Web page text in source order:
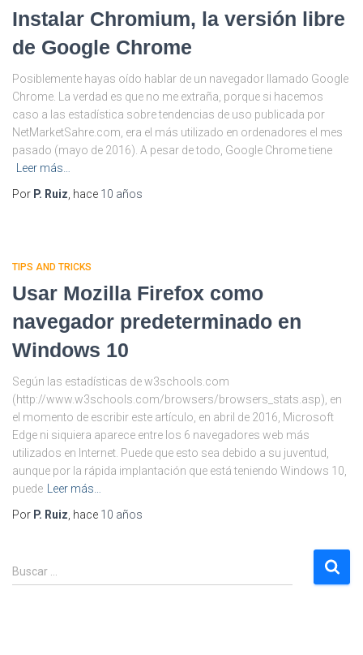
Instalar Chromium, la versión libre
de Google Chrome
Posiblemente hayas oído hablar de un navegador llamado Google
Chrome. La verdad es que no me extraña, porque si hacemos
caso a las estadística sobre tendencias de uso publicada por
NetMarketSahre.com, era el más utilizado en ordenadores el mes
pasado (mayo de 2016). A pesar de todo, Google Chrome tiene
Leer más…
Por P. Ruiz , hace 10 años
TIPS AND TRICKS
Usar Mozilla Firefox como
navegador predeterminado en
Windows 10
Según las estadísticas de w3schools.com
(http://www.w3schools.com/browsers/browsers_stats.asp), en
el momento de escribir este artículo, en abril de 2016, Microsoft
Edge ni siquiera aparece entre los 6 navegadores web más
utilizados en Internet. Puede que esto sea debido a su juventud,
aunque por la rápida implantación que está teniendo Windows 10,
puede
Leer más…
Por P. Ruiz , hace 10 años
B
u
Buscar …